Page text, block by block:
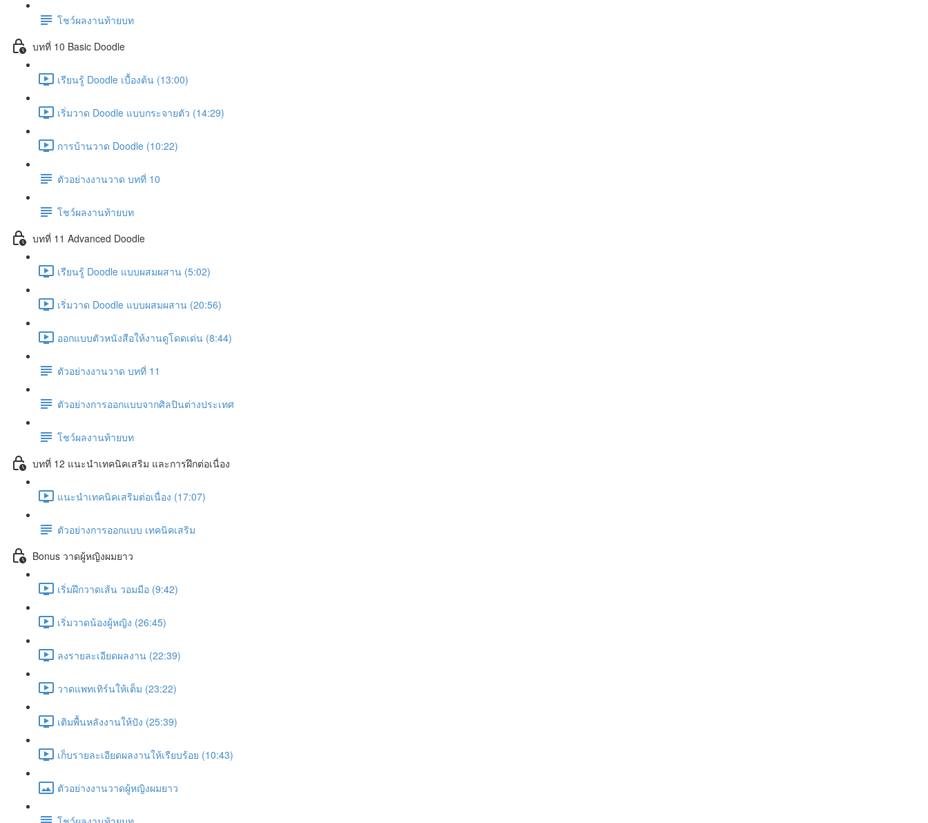
โชว์ผลงานท้ายบท
บทที่ 10 Basic Doodle
เรียนรู้ Doodle เบื้องต้น (13:00)
เริ่มวาด Doodle แบบกระจายตัว (14:29)
การบ้านวาด Doodle (10:22)
ตัวอย่างงานวาด บทที่ 10
โชว์ผลงานท้ายบท
บทที่ 11 Advanced Doodle
เรียนรู้ Doodle แบบผสมผสาน (5:02)
เริ่มวาด Doodle แบบผสมผสาน (20:56)
ออกแบบตัวหนังสือให้งานดูโดดเด่น (8:44)
ตัวอย่างงานวาด บทที่ 11
ตัวอย่างการออกแบบจากศิลปินต่างประเทศ
โชว์ผลงานท้ายบท
บทที่ 12 แนะนำเทคนิคเสริม และการฝึกต่อเนื่อง
แนะนำเทคนิคเสริมต่อเนื่อง (17:07)
ตัวอย่างการออกแบบ เทคนิคเสริม
Bonus วาดผู้หญิงผมยาว
เริ่มฝึกวาดเส้น วอมมือ (9:42)
เริ่มวาดน้องผู้หญิง (26:45)
ลงรายละเอียดผลงาน (22:39)
วาดแพทเทิร์นให้เต็ม (23:22)
เติมพื้นหลังงานให้ปัง (25:39)
เก็บรายละเอียดผลงานให้เรียบร้อย (10:43)
ตัวอย่างงานวาดผู้หญิงผมยาว